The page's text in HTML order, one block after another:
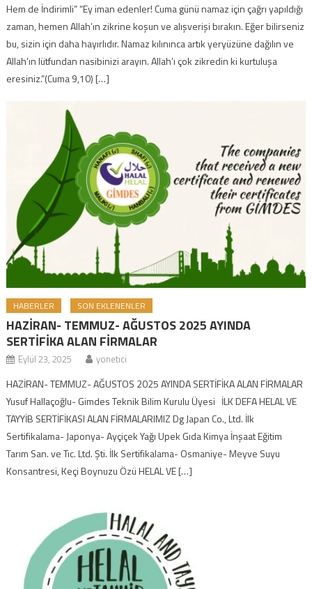
Hem de İndirimli” “Ey iman edenler! Cuma günü namaz için çağrı yapıldığı
zaman, hemen Allah’ın zikrine koşun ve alışverişi bırakın. Eğer bilirseniz
bu, sizin için daha hayırlıdır. Namaz kılınınca artık yeryüzüne dağılın ve
Allah’ın lütfundan nasibinizi arayın. Allah’ı çok zikredin ki kurtuluşa
eresiniz.”(Cuma 9,10) […]
HABERLER SON EKLENENLER
HAZİRAN- TEMMUZ- AĞUSTOS 2025 AYINDA
SERTİFİKA ALAN FİRMALAR
Eylül 23, 2025 yonetici
HAZİRAN- TEMMUZ- AĞUSTOS 2025 AYINDA SERTİFİKA ALAN FİRMALAR
Yusuf Hallaçoğlu- Gimdes Teknik Bilim Kurulu Üyesi İLK DEFA HELAL VE
TAYYİB SERTİFİKASI ALAN FİRMALARIMIZ Dg Japan Co., Ltd. İlk
Sertifikalama- Japonya- Ayçiçek Yağı Upek Gıda Kimya İnşaat Eğitim
Tarım San. ve Tıc. Ltd. Şti. İlk Sertifikalama- Osmaniye- Meyve Suyu
Konsantresi, Keçi Boynuzu Özü HELAL VE […]